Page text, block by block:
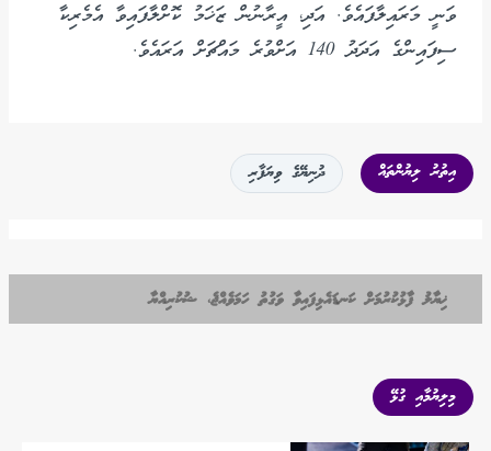
ވަނީ މަރައިލާފައެވެ. އަދި، އީރާނުން ޒަޚަމު ކޮށްލާފައިވާ އެމެރިކާ
ސިފައިންގެ އަދަދު 140 އަށްވުރެ މައްޗަށް އަރައެވެ.
އިތުރު ލިޔުންތައް ދުނިޔޭގެ ވިޔަފާރި
ޚިޔާލު ފާޅުކުރުމަށް ކަނޑައެޅިފައިވާ ވަގުތު ހަމަވެއްޖެ، ޝުކުރިއްޔާ
މިލިޔުމާއި ގުޅޭ